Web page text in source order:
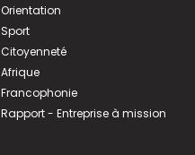
Orientation
Sport
Citoyenneté
Afrique
Francophonie
Rapport - Entreprise à mission